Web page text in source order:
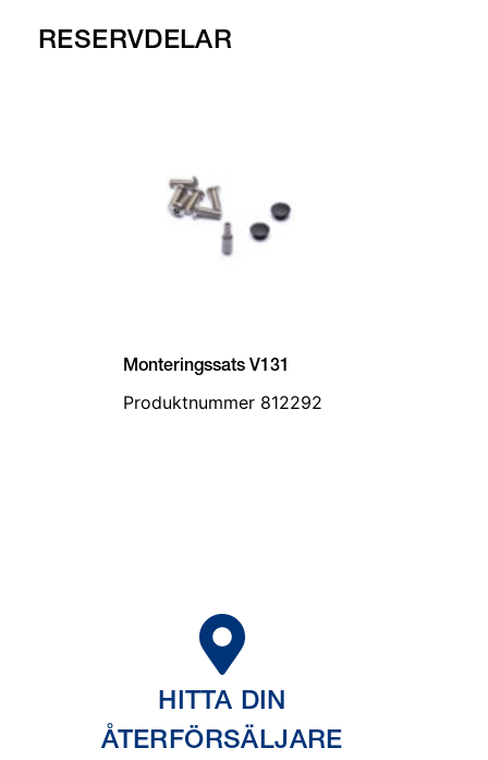
RESERVDELAR
Monteringssats V131
Produktnummer 812292
HITTA DIN
ÅTERFÖRSÄLJARE